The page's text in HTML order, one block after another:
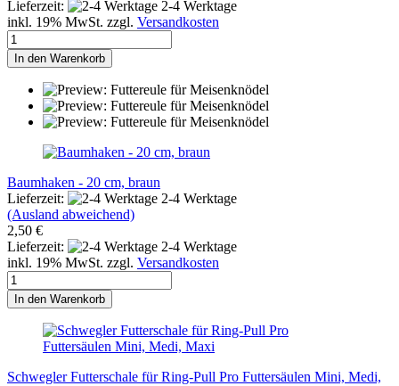
Lieferzeit:
2-4 Werktage
inkl. 19% MwSt. zzgl. Versandkosten
In den Warenkorb
Baumhaken - 20 cm, braun
Lieferzeit:
2-4 Werktage
(Ausland abweichend)
2,50 €
Lieferzeit:
2-4 Werktage
inkl. 19% MwSt. zzgl. Versandkosten
In den Warenkorb
Schwegler Futterschale für Ring-Pull Pro Futtersäulen Mini, Medi,